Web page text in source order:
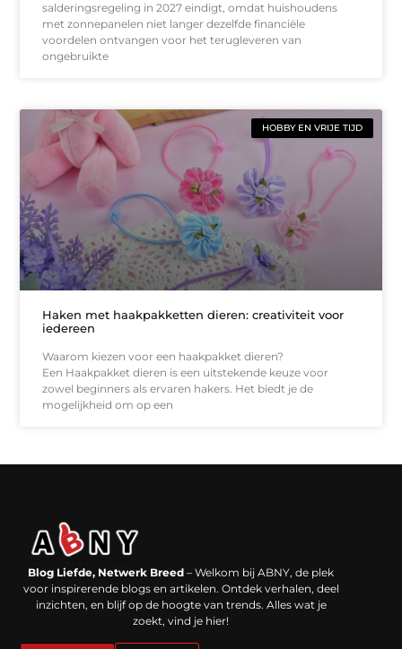
salderingsregeling in 2027 eindigt, omdat huishoudens
met zonnepanelen niet langer dezelfde financiële
voordelen ontvangen voor het terugleveren van
ongebruikte
HOBBY EN VRIJE TIJD
Haken met haakpakketten dieren: creativiteit voor
iedereen
Waarom kiezen voor een haakpakket dieren?
Een Haakpakket dieren is een uitstekende keuze voor
zowel beginners als ervaren hakers. Het biedt je de
mogelijkheid om op een
Blog Liefde, Netwerk Breed – Welkom bij ABNY, de plek
voor inspirerende blogs en artikelen. Ontdek verhalen, deel
inzichten, en blijf op de hoogte van trends. Alles wat je
zoekt, vind je hier!